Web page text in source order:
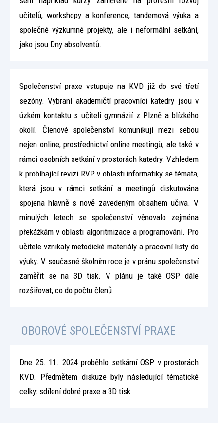
učitelů, workshopy a konference, tandemová výuka a
společné výzkumné projekty, ale i neformální setkání,
jako jsou Dny absolventů.
Společenství praxe vstupuje na KVD již do své třetí
sezóny. Vybraní akademičtí pracovníci katedry jsou v
úzkém kontaktu s učiteli gymnázií z Plzně a blízkého
okolí. Členové společenství komunikují mezi sebou
nejen online, prostřednictví online meetingů, ale také v
rámci osobních setkání v prostorách katedry. Vzhledem
k probíhající revizi RVP v oblasti informatiky se témata,
která jsou v rámci setkání a meetingů diskutována
spojena hlavně s nově zavedeným obsahem učiva. V
minulých letech se společenství věnovalo zejména
překážkám v oblasti algoritmizace a programování. Pro
učitele vznikaly metodické materiály a pracovní listy do
výuky. V současné školním roce je v pránu společenství
zaměřit se na 3D tisk. V plánu je také OSP dále
rozšiřovat, co do počtu členů.
OBOROVÉ SPOLEČENSTVÍ PRAXE
Dne 25. 11. 2024 proběhlo setkámí OSP v prostorách
KVD. Předmětem diskuze byly následující tématické
celky: sdílení dobré praxe a 3D tisk